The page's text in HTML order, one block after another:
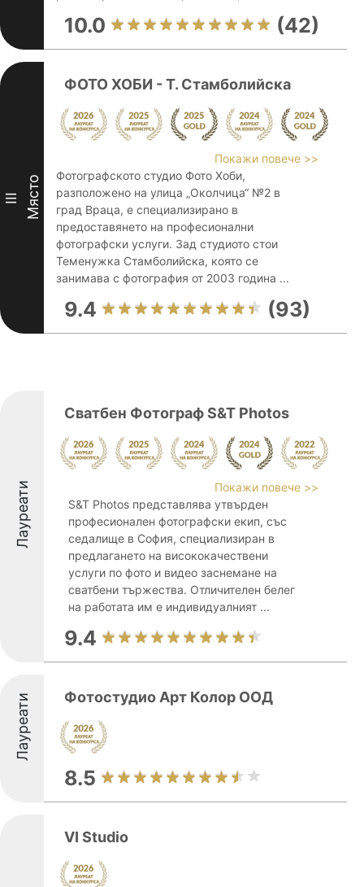
10.0 (42)
III Място
ФОТО ХОБИ - Т. Стамболийска
Покажи повече >>
Фотографското студио Фото Хоби,
разположено на улица „Околчица“ №2 в
град Враца, е специализирано в
предоставянето на професионални
фотографски услуги. Зад студиото стои
Теменужка Стамболийска, която се
занимава с фотография от 2003 година ...
9.4 (93)
Лауреати
Сватбен Фотограф S&T Photos
Покажи повече >>
S&T Photos представлява утвърден
професионален фотографски екип, със
седалище в София, специализиран в
предлагането на висококачествени
услуги по фото и видео заснемане на
сватбени тържества. Отличителен белег
на работата им е индивидуалният ...
9.4
Лауреати Фотостудио Арт Колор ООД
8.5
VI Studio